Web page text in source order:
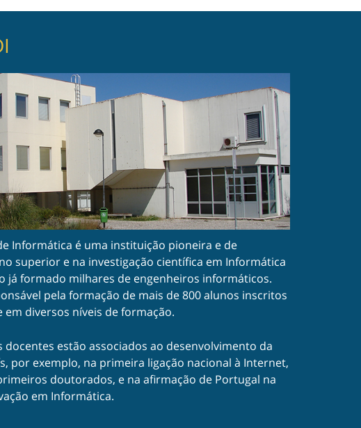
Informática é uma instituição pioneira e de
superior e na investigação científica em Informática
já formado milhares de engenheiros informáticos.
pela formação de mais de 800 alunos inscritos
em diversos níveis de formação.
docentes estão associados ao desenvolvimento da
por exemplo, na primeira ligação nacional à Internet,
doutorados, e na afirmação de Portugal na
em Informática.